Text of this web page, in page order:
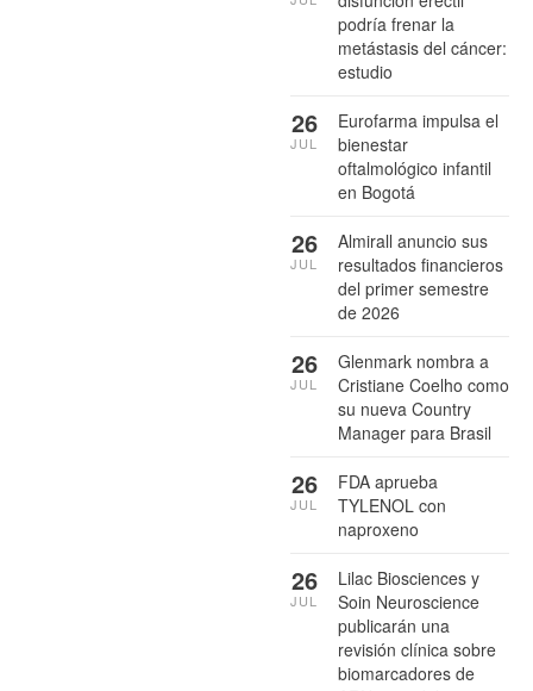
podría frenar la
metástasis del cáncer:
estudio
Eurofarma impulsa el
bienestar
oftalmológico infantil
en Bogotá
26
JUL
Almirall anuncio sus
resultados financieros
del primer semestre
de 2026
26
JUL
Glenmark nombra a
Cristiane Coelho como
su nueva Country
Manager para Brasil
26
JUL
FDA aprueba
TYLENOL con
naproxeno
26
JUL
Lilac Biosciences y
Soin Neuroscience
publicarán una
revisión clínica sobre
biomarcadores de
26
JUL